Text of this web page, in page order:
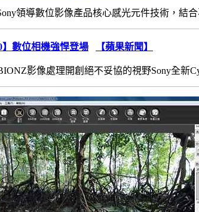
領導數位影像產品核心感光元件技術，結
】數位相機強悍登場 【蘋果新聞】
影像處理開創絕不妥協的視野Sony全新